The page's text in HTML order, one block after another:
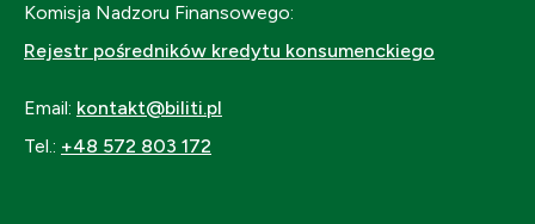
Komisja Nadzoru Finansowego:
Rejestr pośredników kredytu konsumenckiego
Email: kontakt@biliti.pl
Tel.: +48 572 803 172